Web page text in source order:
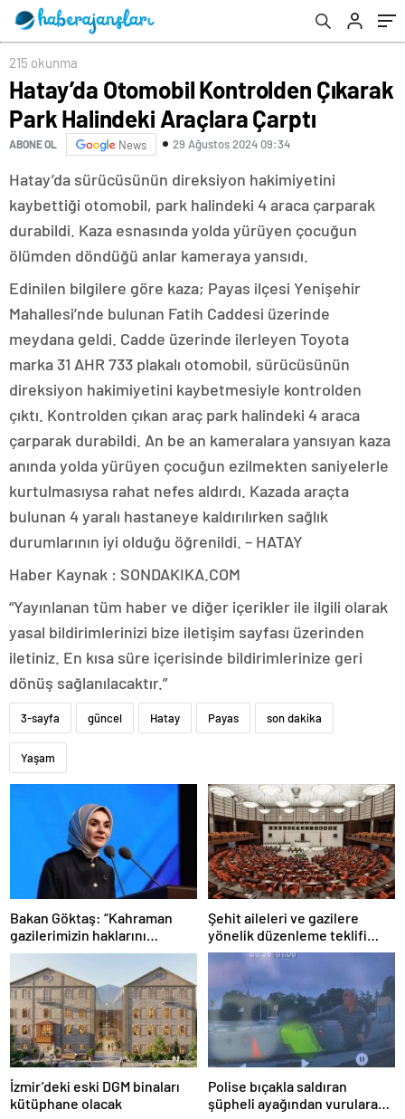
215 okunma
Hatay’da Otomobil Kontrolden Çıkarak
Park Halindeki Araçlara Çarptı
ABONE OL News 29 Ağustos 2024 09:34
Hatay’da sürücüsünün direksiyon hakimiyetini
kaybettiği otomobil, park halindeki 4 araca çarparak
durabildi. Kaza esnasında yolda yürüyen çocuğun
ölümden döndüğü anlar kameraya yansıdı.
Edinilen bilgilere göre kaza; Payas ilçesi Yenişehir
Mahallesi’nde bulunan Fatih Caddesi üzerinde
meydana geldi. Cadde üzerinde ilerleyen Toyota
marka 31 AHR 733 plakalı otomobil, sürücüsünün
direksiyon hakimiyetini kaybetmesiyle kontrolden
çıktı. Kontrolden çıkan araç park halindeki 4 araca
çarparak durabildi. An be an kameralara yansıyan kaza
anında yolda yürüyen çocuğun ezilmekten saniyelerle
kurtulmasıysa rahat nefes aldırdı. Kazada araçta
bulunan 4 yaralı hastaneye kaldırılırken sağlık
durumlarının iyi olduğu öğrenildi. – HATAY
Haber Kaynak : SONDAKIKA.COM
“Yayınlanan tüm haber ve diğer içerikler ile ilgili olarak
yasal bildirimlerinizi bize iletişim sayfası üzerinden
iletiniz. En kısa süre içerisinde bildirimlerinize geri
dönüş sağlanılacaktır.”
3-sayfa güncel Hatay Payas son dakika
Yaşam
Bakan Göktaş: “Kahraman
gazilerimizin haklarını
güçlendiren yeni bir dönemin
kapılarını aralıyoruz”
Şehit aileleri ve gazilere
yönelik düzenleme teklifi
Meclis’te kabul edildi
İzmir’deki eski DGM binaları
kütüphane olacak
Polise bıçakla saldıran
şüpheli ayağından vurularak